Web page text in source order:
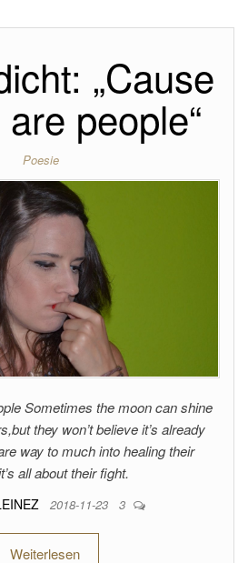
„Cause
people“
Poesie
Sometimes the moon can shine
they won’t believe it’s already
way to much into healing their
all about their fight.
2018-11-23 3
Weiterlesen